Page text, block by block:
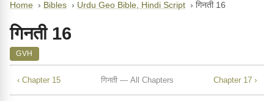
Home › Bibles › Urdu Geo Bible, Hindi Script › गिनती 16
गिनती 16
GVH
‹ Chapter 15 गिनती — All Chapters Chapter 17 ›